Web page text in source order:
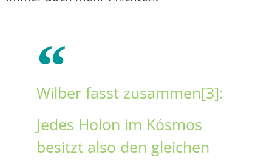
Wilber fasst zusammen[3]:
Jedes Holon im Kósmos
besitzt also den gleichen